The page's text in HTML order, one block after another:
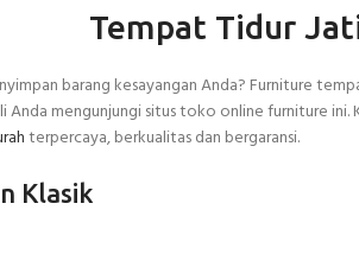
Tempat Tidur
barang kesayangan Anda? Furniture
Anda mengunjungi situs toko online furniture
terpercaya, berkualitas dan bergaransi.
Klasik